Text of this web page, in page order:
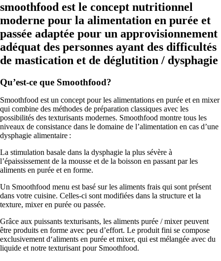
smoothfood est le concept nutritionnel
moderne pour la alimentation en purée et
passée adaptée pour un approvisionnement
adéquat des personnes ayant des difficultés
de mastication et de déglutition / dysphagie
Qu’est-ce que Smoothfood?
Smoothfood est un concept pour les alimentations en purée et en mixer
qui combine des méthodes de préparation classiques avec les
possibilités des texturisants modernes. Smoothfood montre tous les
niveaux de consistance dans le domaine de l’alimentation en cas d’une
dysphagie alimentaire :
La stimulation basale dans la dysphagie la plus sévère à
l’épaississement de la mousse et de la boisson en passant par les
aliments en purée et en forme.
Un Smoothfood menu est basé sur les aliments frais qui sont présent
dans votre cuisine. Celles-ci sont modifiées dans la structure et la
texture, mixer en purée ou passée.
Grâce aux puissants texturisants, les aliments purée / mixer peuvent
être produits en forme avec peu d’effort. Le produit fini se compose
exclusivement d‘aliments en purée et mixer, qui est mélangée avec du
liquide et notre texturisant pour Smoothfood.